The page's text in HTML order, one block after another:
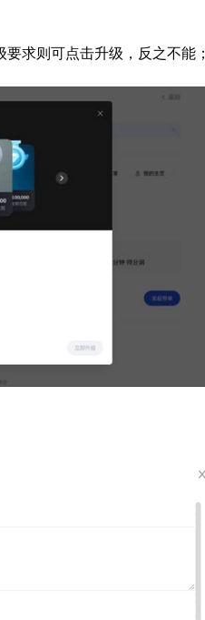
求则可点击升级，反之不能；